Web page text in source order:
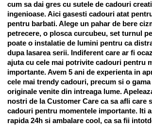
cum sa dai gres cu sutele de cadouri
ingenioase. Aici gasesti cadouri atat
pentru barbati. Alege un pahar de bere
petrecere, o plosca curcubeu, set turnul
poate o instalatie de lumini pentru ca
dupa lasarea serii. Indiferent care ar fi
ajuta cu cele mai potrivite cadouri pentru
importante. Avem 5 ani de experienta in
cele mai trendy cadouri, precum si o
originale venite din intreaga lume.
nostri de la Customer Care ca sa afli care
cadouri pentru momentele importante. Iti
rapida 24h si ambalare cool, ca sa fii